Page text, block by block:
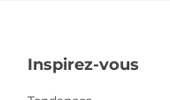
Inspirez-vous